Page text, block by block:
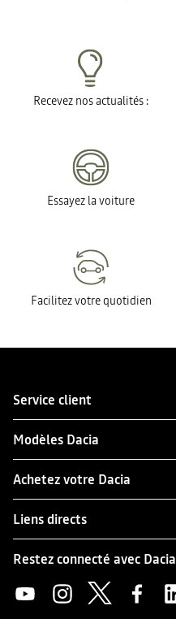
Recevez nos actualités :
Essayez la voiture
Facilitez votre quotidien
Service client
Modèles Dacia
Achetez votre Dacia
Liens directs
Restez connecté avec Dacia